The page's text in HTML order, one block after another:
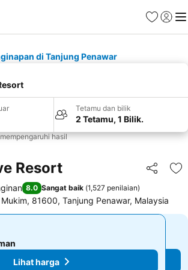
Kegemaran
Daftar
di Tanjung Penawar
Tetamu dan bilik
2 Tetamu, 1 Bilik.
hasil
Resort Kongsi
8.0 Sangat baik (1,527 penilaian)
81600, Tanjung Penawar, Malaysia
Lihat harga
Lihat harga